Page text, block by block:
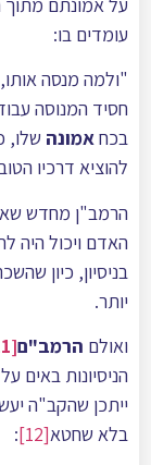
עומדים בו:
"ולמה מנסה אותו,
חסיד המנוסה
בכחאמונה שלו,
להוציא דרכיו
הרמב"ן מחדש
האדם ויכול היה
בניסיון, כיון
יותר.
ואולם הרמב"ם[11]
הניסיונות באים
ייתכן שהקב"ה
בלא שחטא[12]
: